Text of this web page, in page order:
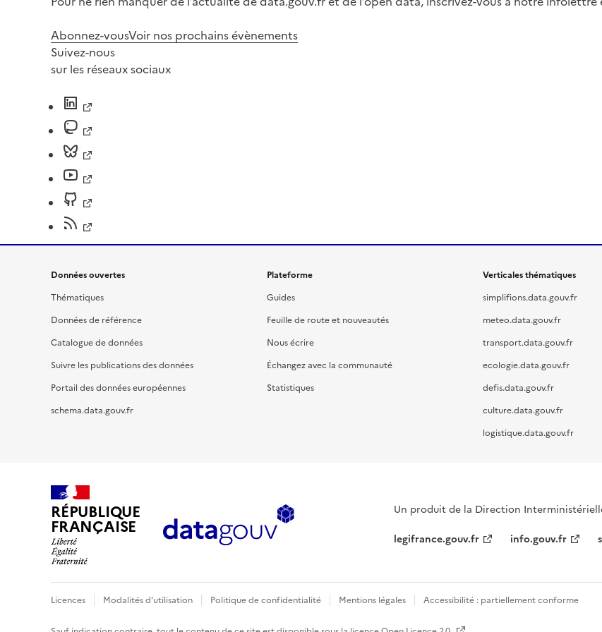
Abonnez-vousVoir nos prochains évènements
Suivez-nous
sur les réseaux sociaux
Données ouvertes
Thématiques
Données de référence
Catalogue de données
Suivre les publications des données
Portail des données européennes
schema.data.gouv.fr
Plateforme
Guides
Feuille de route et nouveautés
Nous écrire
Échangez avec la communauté
Statistiques
Verticales thématiques
simplifions.data.gouv.fr
meteo.data.gouv.fr
transport.data.gouv.fr
ecologie.data.gouv.fr
defis.data.gouv.fr
culture.data.gouv.fr
logistique.data.gouv.fr
RÉPUBLIQUE
FRANÇAISE
Un produit de la Direction
legifrance.gouv.fr
info.gouv.fr
Licences Modalités d'utilisation Politique de confidentialité Mentions légales Accessibilité : partiellement conforme